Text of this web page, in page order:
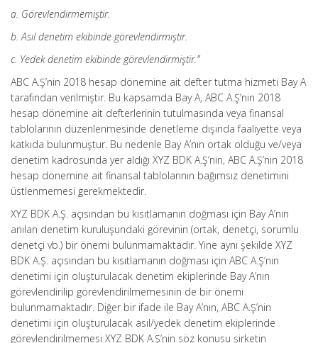
a. Görevlendirmemiştir.
b. Asıl denetim ekibinde görevlendirmiştir.
c. Yedek denetim ekibinde görevlendirmiştir.”
ABC A.Ş’nin 2018 hesap dönemine ait defter tutma hizmeti Bay A
tarafından verilmiştir. Bu kapsamda Bay A, ABC A.Ş’nin 2018
hesap dönemine ait defterlerinin tutulmasında veya finansal
tablolarının düzenlenmesinde denetleme dışında faaliyette veya
katkıda bulunmuştur. Bu nedenle Bay A’nın ortak olduğu ve/veya
denetim kadrosunda yer aldığı XYZ BDK A.Ş’nin, ABC A.Ş’nin 2018
hesap dönemine ait finansal tablolarının bağımsız denetimini
üstlenmemesi gerekmektedir.
XYZ BDK A.Ş. açısından bu kısıtlamanın doğması için Bay A’nın
anılan denetim kuruluşundaki görevinin (ortak, denetçi, sorumlu
denetçi vb.) bir önemi bulunmamaktadır. Yine aynı şekilde XYZ
BDK A.Ş. açısından bu kısıtlamanın doğması için ABC A.Ş’nin
denetimi için oluşturulacak denetim ekiplerinde Bay A’nın
görevlendirilip görevlendirilmemesinin de bir önemi
bulunmamaktadır. Diğer bir ifade ile Bay A’nın, ABC A.Ş’nin
denetimi için oluşturulacak asıl/yedek denetim ekiplerinde
görevlendirilmemesi XYZ BDK A.Ş’nin söz konusu şirketin